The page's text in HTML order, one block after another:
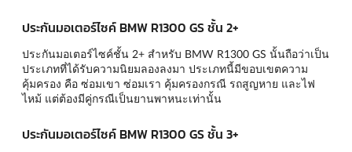
ประกันมอเตอร์ไซค์ BMW R1300 GS ชั้น 2+
ประกันมอเตอร์ไซค์ชั้น 2+ สำหรับ BMW R1300 GS นั้นถือว่าเป็น
ประเภทที่ได้รับความนิยมลองลงมา ประเภทนี้มีขอบเขตความ
คุ้มครอง คือ ซ่อมเขา ซ่อมเรา คุ้มครองกรณี รถสูญหาย และไฟ
ไหม้ แต่ต้องมีคู่กรณีเป็นยานพาหนะเท่านั้น
ประกันมอเตอร์ไซค์ BMW R1300 GS ชั้น 3+